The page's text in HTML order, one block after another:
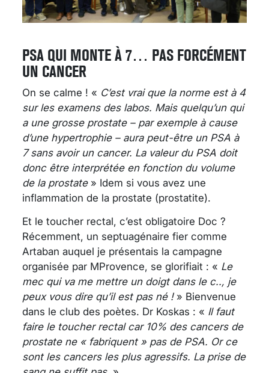
PSA QUI MONTE À 7… PAS FORCÉMENT
UN CANCER
On se calme ! « C’est vrai que la norme est à 4
sur les examens des labos. Mais quelqu’un qui
a une grosse prostate – par exemple à cause
d’une hypertrophie – aura peut-être un PSA à
7 sans avoir un cancer. La valeur du PSA doit
donc être interprétée en fonction du volume
de la prostate» Idem si vous avez une
inflammation de la prostate (prostatite).
Et le toucher rectal, c’est obligatoire Doc ?
Récemment, un septuagénaire fier comme
Artaban auquel je présentais la campagne
organisée par MProvence, se glorifiait : « Le
mec qui va me mettre un doigt dans le c.., je
peux vous dire qu’il est pas né !» Bienvenue
dans le club des poètes. Dr Koskas : « Il faut
faire le toucher rectal car 10% des cancers de
prostate ne « fabriquent » pas de PSA. Or ce
sont les cancers les plus agressifs. La prise de